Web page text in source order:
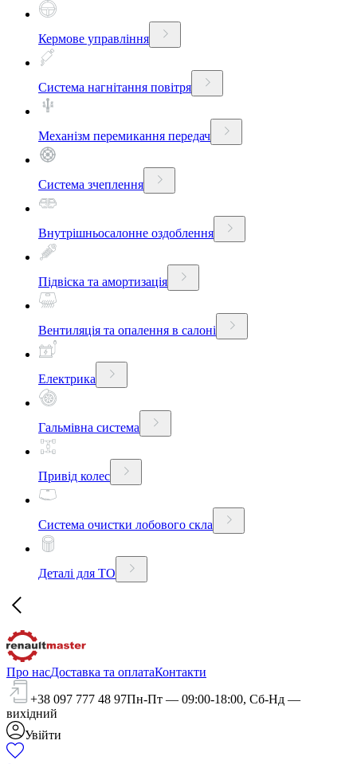
Кермове управління
Система нагнітання повітря
Механізм перемикання передач
Система зчеплення
Внутрішньосалонне оздоблення
Підвіска та амортизація
Вентиляція та опалення в салоні
Електрика
Гальмівна система
Привід колес
Система очистки лобового скла
Деталі для ТО
Про насДоставка та оплатаКонтакти
+38 097 777 48 97Пн-Пт — 09:00-18:00, Сб-Нд —
вихідний
Увійти